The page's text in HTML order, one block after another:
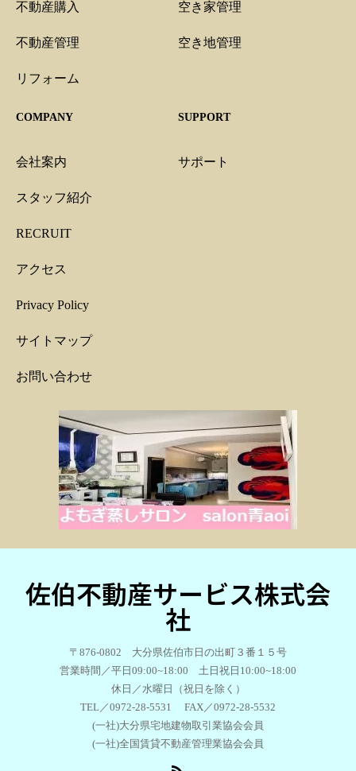
不動産購入
不動産管理
リフォーム
空き家管理
空き地管理
COMPANY
会社案内
スタッフ紹介
RECRUIT
アクセス
Privacy Policy
サイトマップ
お問い合わせ
SUPPORT
サポート
佐伯不動産サービス株式会
社
〒876-0802 大分県佐伯市日の出町３番１５号
営業時間／平日09:00~18:00 土日祝日10:00~18:00
休日／水曜日（祝日を除く）
TEL／0972-28-5531 FAX／0972-28-5532
(一社)大分県宅地建物取引業協会会員
(一社)全国賃貸不動産管理業協会会員